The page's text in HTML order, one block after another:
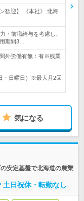
歓迎】 《本社》 北海
・前職給与を考慮し、
期間3…
外労働有無：有※残業
・日曜日）※最大月2回
気になる
安定基盤で北海道の農業
土日祝休・転勤なし